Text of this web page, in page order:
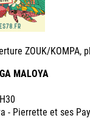
ZOUK/KOMPA,
MALOYA
- Pierrette et ses